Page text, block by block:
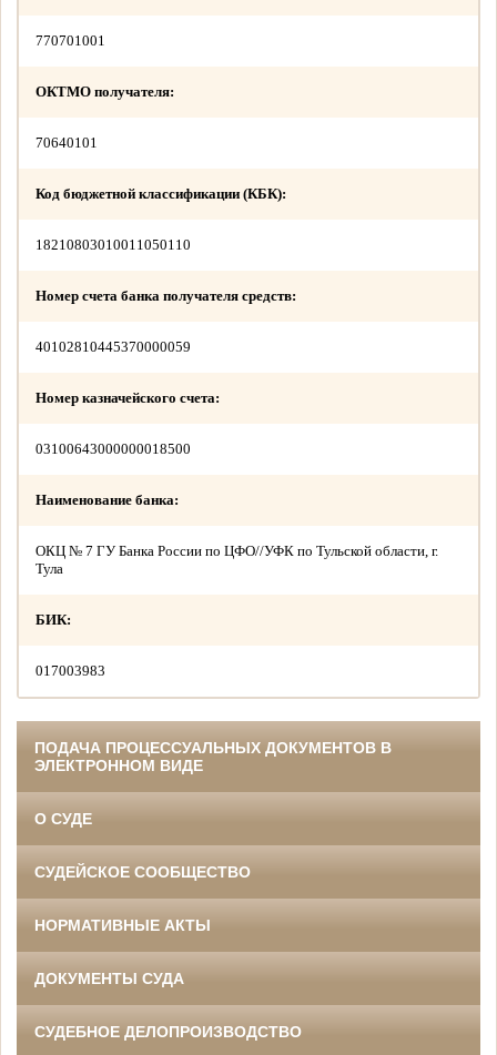
770701001
ОКТМО получателя:
70640101
Код бюджетной классификации (КБК):
18210803010011050110
Номер счета банка получателя средств:
40102810445370000059
Номер казначейского счета:
03100643000000018500
Наименование банка:
ОКЦ № 7 ГУ Банка России по ЦФО//УФК по Тульской области, г.
Тула
БИК:
017003983
ПОДАЧА ПРОЦЕССУАЛЬНЫХ ДОКУМЕНТОВ В
ЭЛЕКТРОННОМ ВИДЕ
О СУДЕ
СУДЕЙСКОЕ СООБЩЕСТВО
НОРМАТИВНЫЕ АКТЫ
ДОКУМЕНТЫ СУДА
СУДЕБНОЕ ДЕЛОПРОИЗВОДСТВО